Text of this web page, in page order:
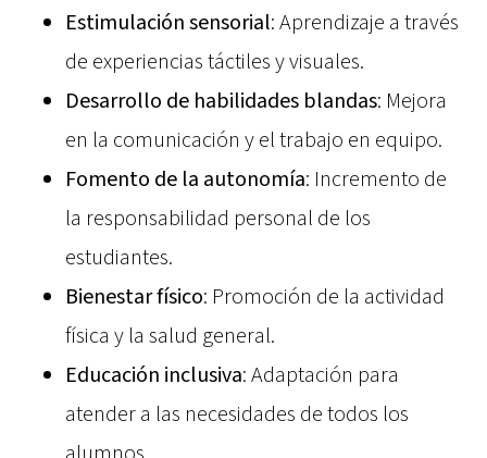
Estimulación sensorial: Aprendizaje a través
de experiencias táctiles y visuales.
Desarrollo de habilidades blandas: Mejora
en la comunicación y el trabajo en equipo.
Fomento de la autonomía: Incremento de
la responsabilidad personal de los
estudiantes.
Bienestar físico: Promoción de la actividad
física y la salud general.
Educación inclusiva: Adaptación para
atender a las necesidades de todos los